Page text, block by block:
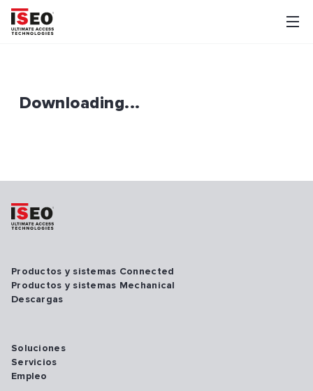
Downloading...
Productos y sistemas Connected
Productos y sistemas Mechanical
Descargas
Soluciones
Servicios
Empleo